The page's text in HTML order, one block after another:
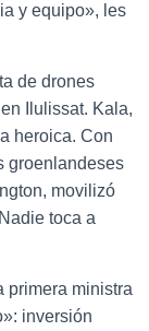
y equipo», les
de drones
Ilulissat. Kala,
heroica. Con
groenlandeses
movilizó
toca a
primera ministra
inversión